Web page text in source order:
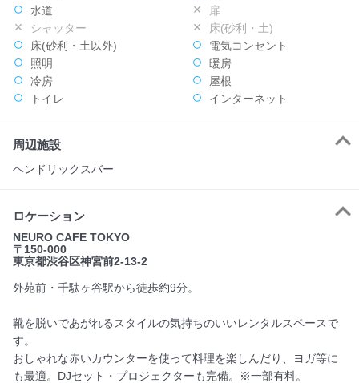
水道
扉
シャッター
床(砂利・土)
床(砂利・土以外)
電気コンセント
照明
暖房
冷房
屋根
トイレ
インターネット
周辺施設
ヘンドリックスバー
ロケーション
NEURO CAFE TOKYO
〒150-000
東京都渋谷区神宮前2-13-2
外苑前・千駄ヶ谷駅から徒歩約9分。
靴を脱いであがれるスタイルの気持ちのいいレンタルスペースで
す。
おしゃれな赤いカウンターを使って料理を楽しんだり、ヨガ等に
も最適。DJセット・プロジェクターも完備。※一部有料。